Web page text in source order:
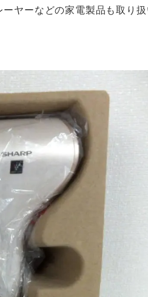
ヤーなどの家電製品も取り